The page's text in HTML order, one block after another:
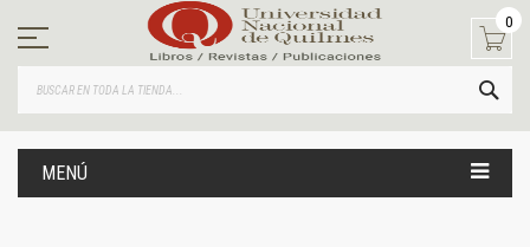
contenido
0
MENÚ